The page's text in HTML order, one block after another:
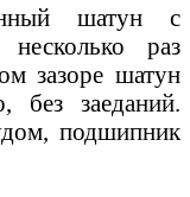
шатун с
раз
зазоре шатун
без заеданий.
подшипник